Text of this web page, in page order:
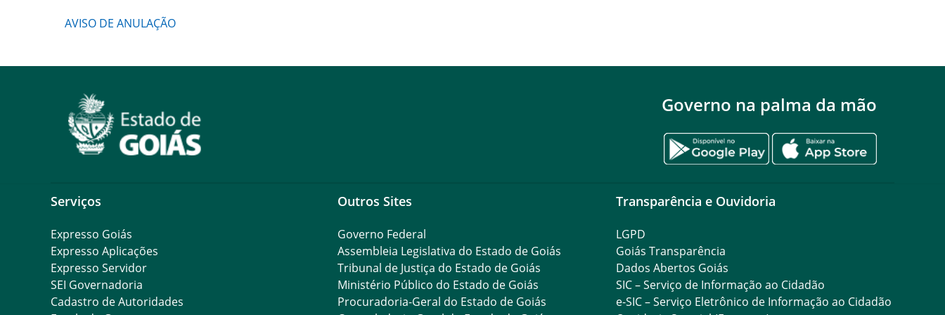
AVISO DE ANULAÇÃO
Governo na palma da mão
Serviços
Expresso Goiás
Expresso Aplicações
Expresso Servidor
SEI Governadoria
Cadastro de Autoridades
Outros Sites
Governo Federal
Assembleia Legislativa do Estado de Goiás
Tribunal de Justiça do Estado de Goiás
Ministério Público do Estado de Goiás
Procuradoria-Geral do Estado de Goiás
Transparência e Ouvidoria
LGPD
Goiás Transparência
Dados Abertos Goiás
SIC – Serviço de Informação ao Cidadão
e-SIC – Serviço Eletrônico de Informação ao Cidadão